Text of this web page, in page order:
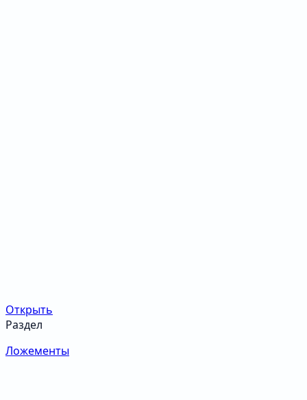
Открыть
Раздел
Ложементы